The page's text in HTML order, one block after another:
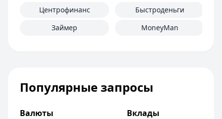
Центрофинанс
Займер
Быстроденьги
MoneyMan
Популярные запросы
Валюты Вклады